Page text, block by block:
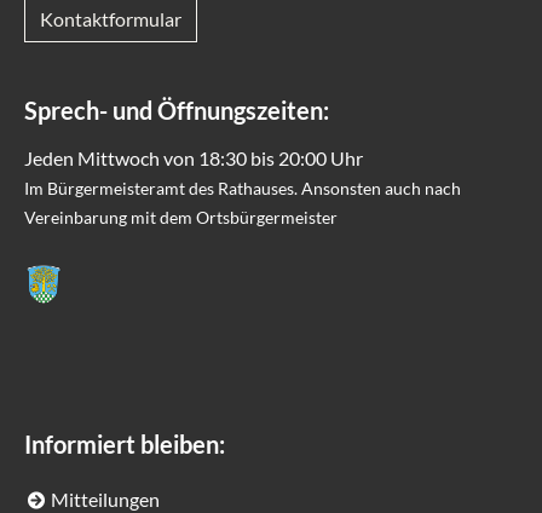
Kontaktformular
Sprech- und Öffnungszeiten:
Jeden Mittwoch von 18:30 bis 20:00 Uhr
Im Bürgermeisteramt des Rathauses. Ansonsten auch nach
Vereinbarung mit dem Ortsbürgermeister
Informiert bleiben:
Mitteilungen